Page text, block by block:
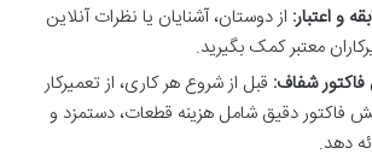
و اعتبار: از دوستان، آشنایان یا نظرات آنلاین
معتبر کمک بگیرید.
شفاف: قبل از شروع هر کاری، از تعمیرکار
فاکتور دقیق شامل هزینه قطعات، دستمزد و
دهد.